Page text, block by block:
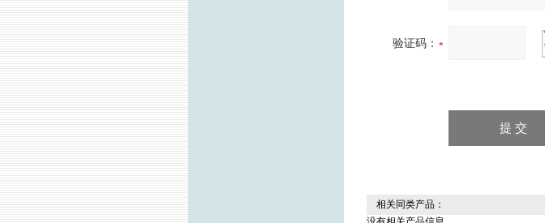
验证码：
相关同类产品：